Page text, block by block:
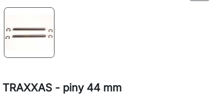
TRAXXAS - piny 44 mm